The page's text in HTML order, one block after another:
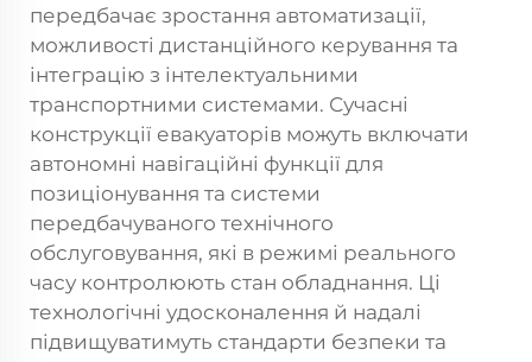
передбачає зростання автоматизації,
можливості дистанційного керування та
інтеграцію з інтелектуальними
транспортними системами. Сучасні
конструкції евакуаторів можуть включати
автономні навігаційні функції для
позиціонування та системи
передбачуваного технічного
обслуговування, які в режимі реального
часу контролюють стан обладнання. Ці
технологічні удосконалення й надалі
підвищуватимуть стандарти безпеки та